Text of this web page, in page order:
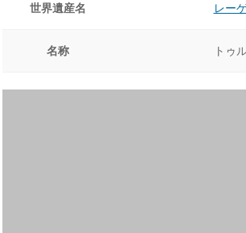
世界遺産名 レー
名称 トゥ